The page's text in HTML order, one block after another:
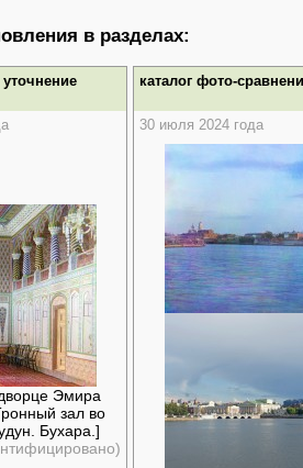
в разделах:
каталог фото-
30 июля 2024 года
Эмира
зал во
Бухара.]